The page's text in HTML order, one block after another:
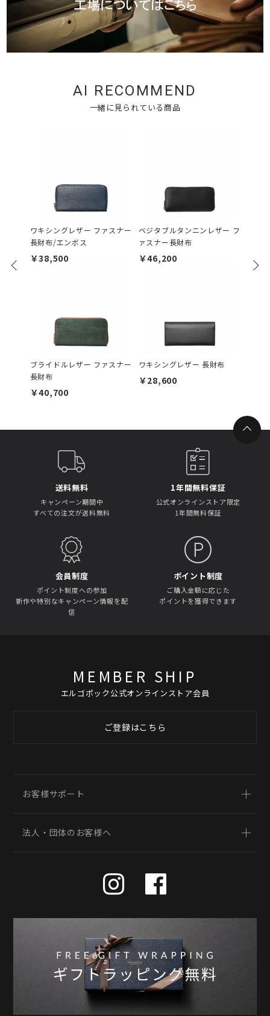
AI RECOMMEND
一緒に見られている商品
ワキシングレザー ファスナー
長財布/エンボス
￥38,500
ブライドルレザー ファスナー
長財布
￥40,700
ベジタブルタンニンレザー フ
ァスナー長財布
￥46,200
ワキシングレザー 長財布
￥28,600
送料無料
キャンペーン期間中
すべての注文が送料無料
1年間無料保証
公式オンラインストア限定
1年間無料保証
会員制度
ポイント制度への参加
新作や特別なキャンペーン情報を配
信
ポイント制度
ご購入金額に応じた
ポイントを獲得できます
MEMBER SHIP
エルゴポック公式オンラインストア会員
ご登録はこちら
お客様サポート
法人・団体のお客様へ